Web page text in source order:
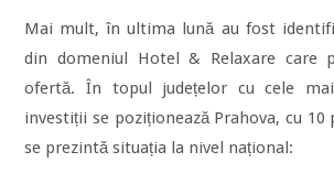
Mai mult, în ultima lună au fost
din domeniul Hotel & Relaxare care
ofertă. În topul județelor cu cele
investiții se poziționează Prahova, cu
se prezintă situația la nivel național: